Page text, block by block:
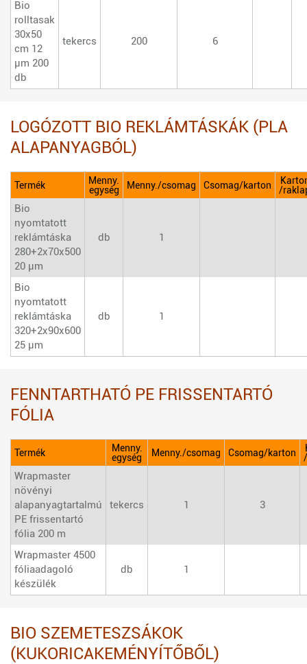
Bio
rolltasak
30x50
cm 12
µm 200
db
tekercs 200 6
LOGÓZOTT BIO REKLÁMTÁSKÁK (PLA
ALAPANYAGBÓL)
Termék
Menny.
egység
Menny./csomag Csomag/karton
/
Bio
nyomtatott
reklámtáska
280+2x70x500
20 µm
db 1
Bio
nyomtatott
reklámtáska
320+2x90x600
25 µm
db 1
FENNTARTHATÓ PE FRISSENTARTÓ
FÓLIA
Termék
Menny.
egység
Menny./csomag Csomag/karton
Wrapmaster
növényi
alapanyagtartalmú
PE frissentartó
fólia 200 m
tekercs 1 3
Wrapmaster 4500
fóliaadagoló
készülék
db 1
BIO SZEMETESZSÁKOK
(KUKORICAKEMÉNYÍTŐBŐL)